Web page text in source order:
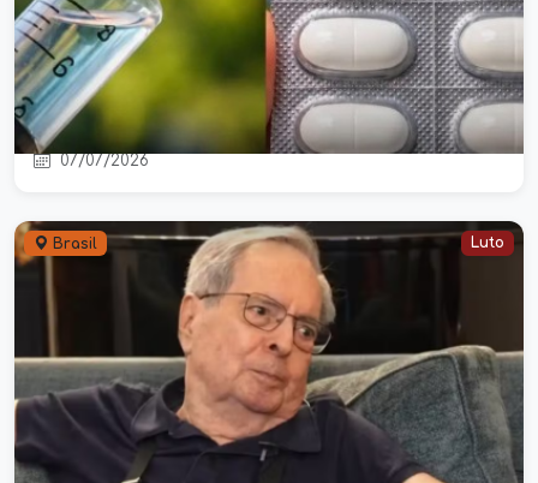
Lote de medicamento à base de
dipirona é retirado de circulação por
determinação da Anvisa
07/07/2026
Brasil Luto